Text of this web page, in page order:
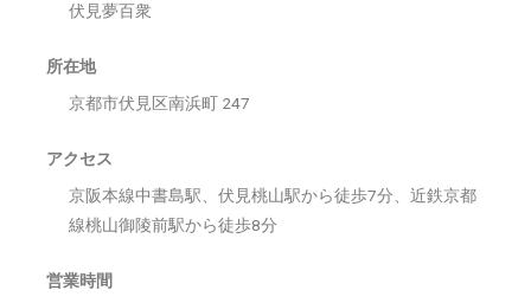
伏見夢百衆
所在地
京都市伏見区南浜町 247
アクセス
京阪本線中書島駅、伏見桃山駅から徒歩7分、近鉄京都
線桃山御陵前駅から徒歩8分
営業時間